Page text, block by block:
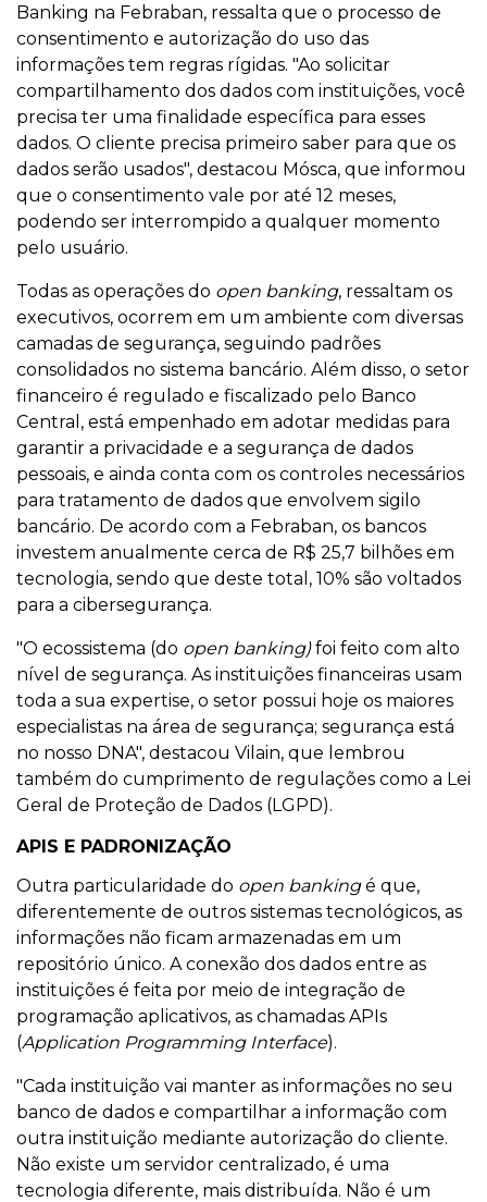
Banking na Febraban, ressalta que o processo de
consentimento e autorização do uso das
informações tem regras rígidas. "Ao solicitar
compartilhamento dos dados com instituições, você
precisa ter uma finalidade específica para esses
dados. O cliente precisa primeiro saber para que os
dados serão usados", destacou Mósca, que informou
que o consentimento vale por até 12 meses,
podendo ser interrompido a qualquer momento
pelo usuário.
Todas as operações do open banking, ressaltam os
executivos, ocorrem em um ambiente com diversas
camadas de segurança, seguindo padrões
consolidados no sistema bancário. Além disso, o setor
financeiro é regulado e fiscalizado pelo Banco
Central, está empenhado em adotar medidas para
garantir a privacidade e a segurança de dados
pessoais, e ainda conta com os controles necessários
para tratamento de dados que envolvem sigilo
bancário. De acordo com a Febraban, os bancos
investem anualmente cerca de R$ 25,7 bilhões em
tecnologia, sendo que deste total, 10% são voltados
para a cibersegurança.
"O ecossistema (do open banking)foi feito com alto
nível de segurança. As instituições financeiras usam
toda a sua expertise, o setor possui hoje os maiores
especialistas na área de segurança; segurança está
no nosso DNA", destacou Vilain, que lembrou
também do cumprimento de regulações como a Lei
Geral de Proteção de Dados (LGPD).
APIS E PADRONIZAÇÃO
Outra particularidade do open bankingé que,
diferentemente de outros sistemas tecnológicos, as
informações não ficam armazenadas em um
repositório único. A conexão dos dados entre as
instituições é feita por meio de integração de
programação aplicativos, as chamadas APIs
(Application Programming Interface).
"Cada instituição vai manter as informações no seu
banco de dados e compartilhar a informação com
outra instituição mediante autorização do cliente.
Não existe um servidor centralizado, é uma
tecnologia diferente, mais distribuída. Não é um